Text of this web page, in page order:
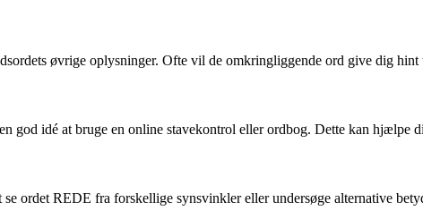
øvrige oplysninger. Ofte vil de omkringliggende ord give dig
god idé at bruge en online stavekontrol eller ordbog. Dette kan hjælpe
ordet REDE fra forskellige synsvinkler eller undersøge alternative